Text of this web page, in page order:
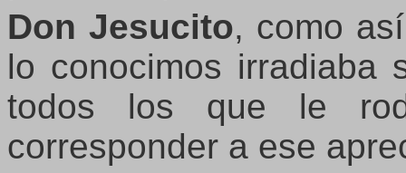
Don Jesucito, como
lo conocimos irradiaba
todos los que le
corresponder a ese